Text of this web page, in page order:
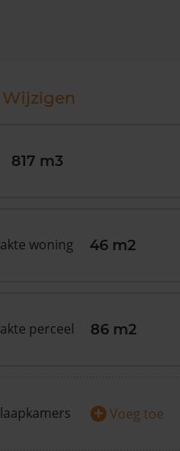
Wijzigen
817 m3
woning 46 m2
perceel 86 m2
+ Voeg toe